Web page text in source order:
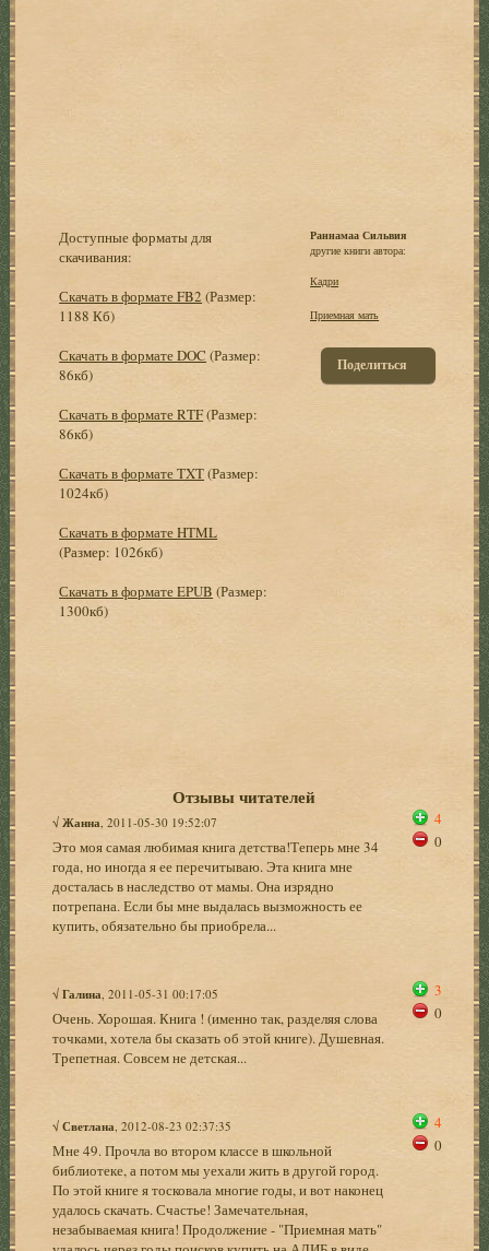
Доступные форматы для
скачивания:
Скачать в формате FB2 (Размер:
1188 Кб)
Скачать в формате DOC (Размер:
86кб)
Скачать в формате RTF(Размер:
86кб)
Скачать в формате TXT(Размер:
1024кб)
Скачать в формате HTML
(Размер: 1026кб)
Скачать в формате EPUB (Размер:
1300кб)
Раннамаа Сильвия
другие книги автора:
Кадри
Приемная мать
Поделиться
Отзывы читателей
√Жанна , 2011-05-30 19:52:07
Это моя самая любимая книга детства!Теперь мне 34
года, но иногда я ее перечитываю. Эта книга мне
досталась в наследство от мамы. Она изрядно
потрепана. Если бы мне выдалась вызможность ее
купить, обязательно бы приобрела...
4
0
√Галина , 2011-05-31 00:17:05
Очень. Хорошая. Книга ! (именно так, разделяя слова
точками, хотела бы сказать об этой книге). Душевная.
Трепетная. Совсем не детская...
3
0
√Светлана , 2012-08-23 02:37:35
Мне 49. Прочла во втором классе в школьной
библиотеке, а потом мы уехали жить в другой город.
По этой книге я тосковала многие годы, и вот наконец
удалось скачать. Счастье! Замечательная,
незабываемая книга! Продолжение - "Приемная мать"
4
0